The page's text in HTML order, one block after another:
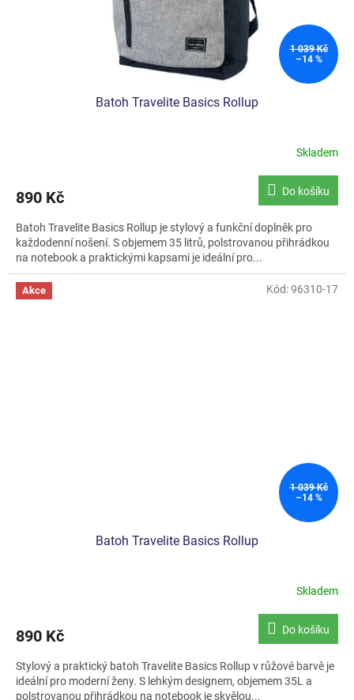
1 039 Kč
–14 %
Batoh Travelite Basics Rollup
je
z
5
hvězdiček.
Skladem
890 Kč Do košíku
Batoh Travelite Basics Rollup je stylový a funkční doplněk pro
každodenní nošení. S objemem 35 litrů, polstrovanou přihrádkou
na notebook a praktickými kapsami je ideální pro...
Akce
1 039 Kč
–14 %
Batoh Travelite Basics Rollup
je
z
5
Skladem
890 Kč Do košíku
Stylový a praktický batoh Travelite Basics Rollup v růžové barvě je
ideální pro moderní ženy. S lehkým designem, objemem 35L a
polstrovanou přihrádkou na notebook je skvělou...
Kód:96310-17